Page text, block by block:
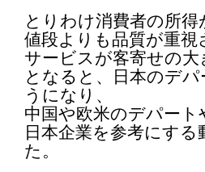
とりわけ消費者の所
値段よりも品質が重
サービスが客寄せの
となると、日本のデ
うになり、
中国や欧米のデパート
日本企業を参考にす
た。